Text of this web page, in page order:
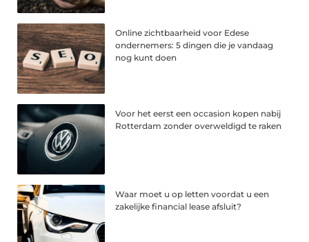
Online zichtbaarheid voor Edese
ondernemers: 5 dingen die je vandaag
nog kunt doen
Voor het eerst een occasion kopen nabij
Rotterdam zonder overweldigd te raken
Waar moet u op letten voordat u een
zakelijke financial lease afsluit?